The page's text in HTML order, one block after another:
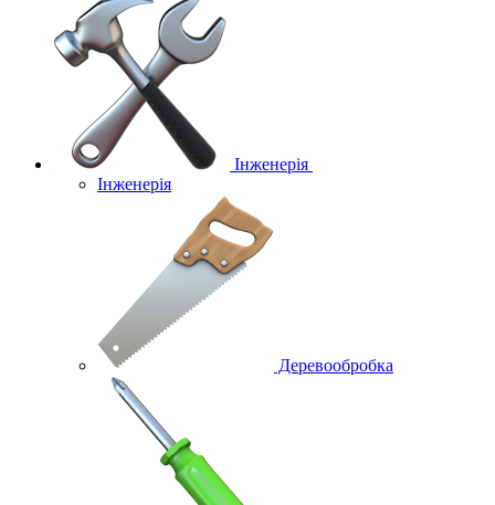
Інженерія
Інженерія
Деревообробка